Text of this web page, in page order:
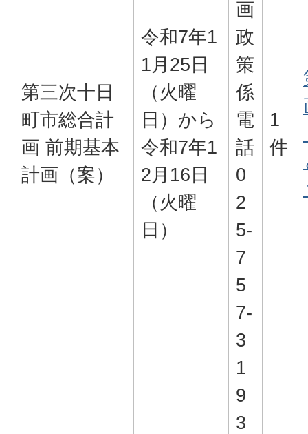
第三次十日
町市総合計
画 前期基本
計画（案）
令和7年1
1月25日
（火曜
日）から
令和7年1
2月16日
（火曜
日）
画
政
策
係
電
話
0
2
5-
7
5
7-
3
1
9
3
1
件